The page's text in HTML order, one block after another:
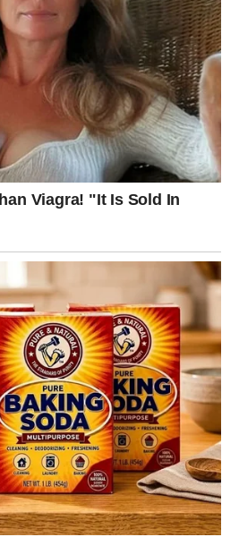
upravo on voditi ka pravim
slučajni susreti i situacije koje
sudbine. I zaista, mnoge
tokom ovog meseca neće biti
ODLUKU
BUDUĆNOST
koji ćete pamtiti